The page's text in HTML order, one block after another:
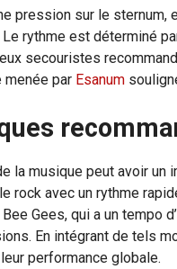
pression sur le sternum,
Le rythme est déterminé
secouristes
menée par Esanum
la musique peut avoir un
rock avec un rythme
Bee Gees, qui a un tempo
En intégrant de tels
performance globale.